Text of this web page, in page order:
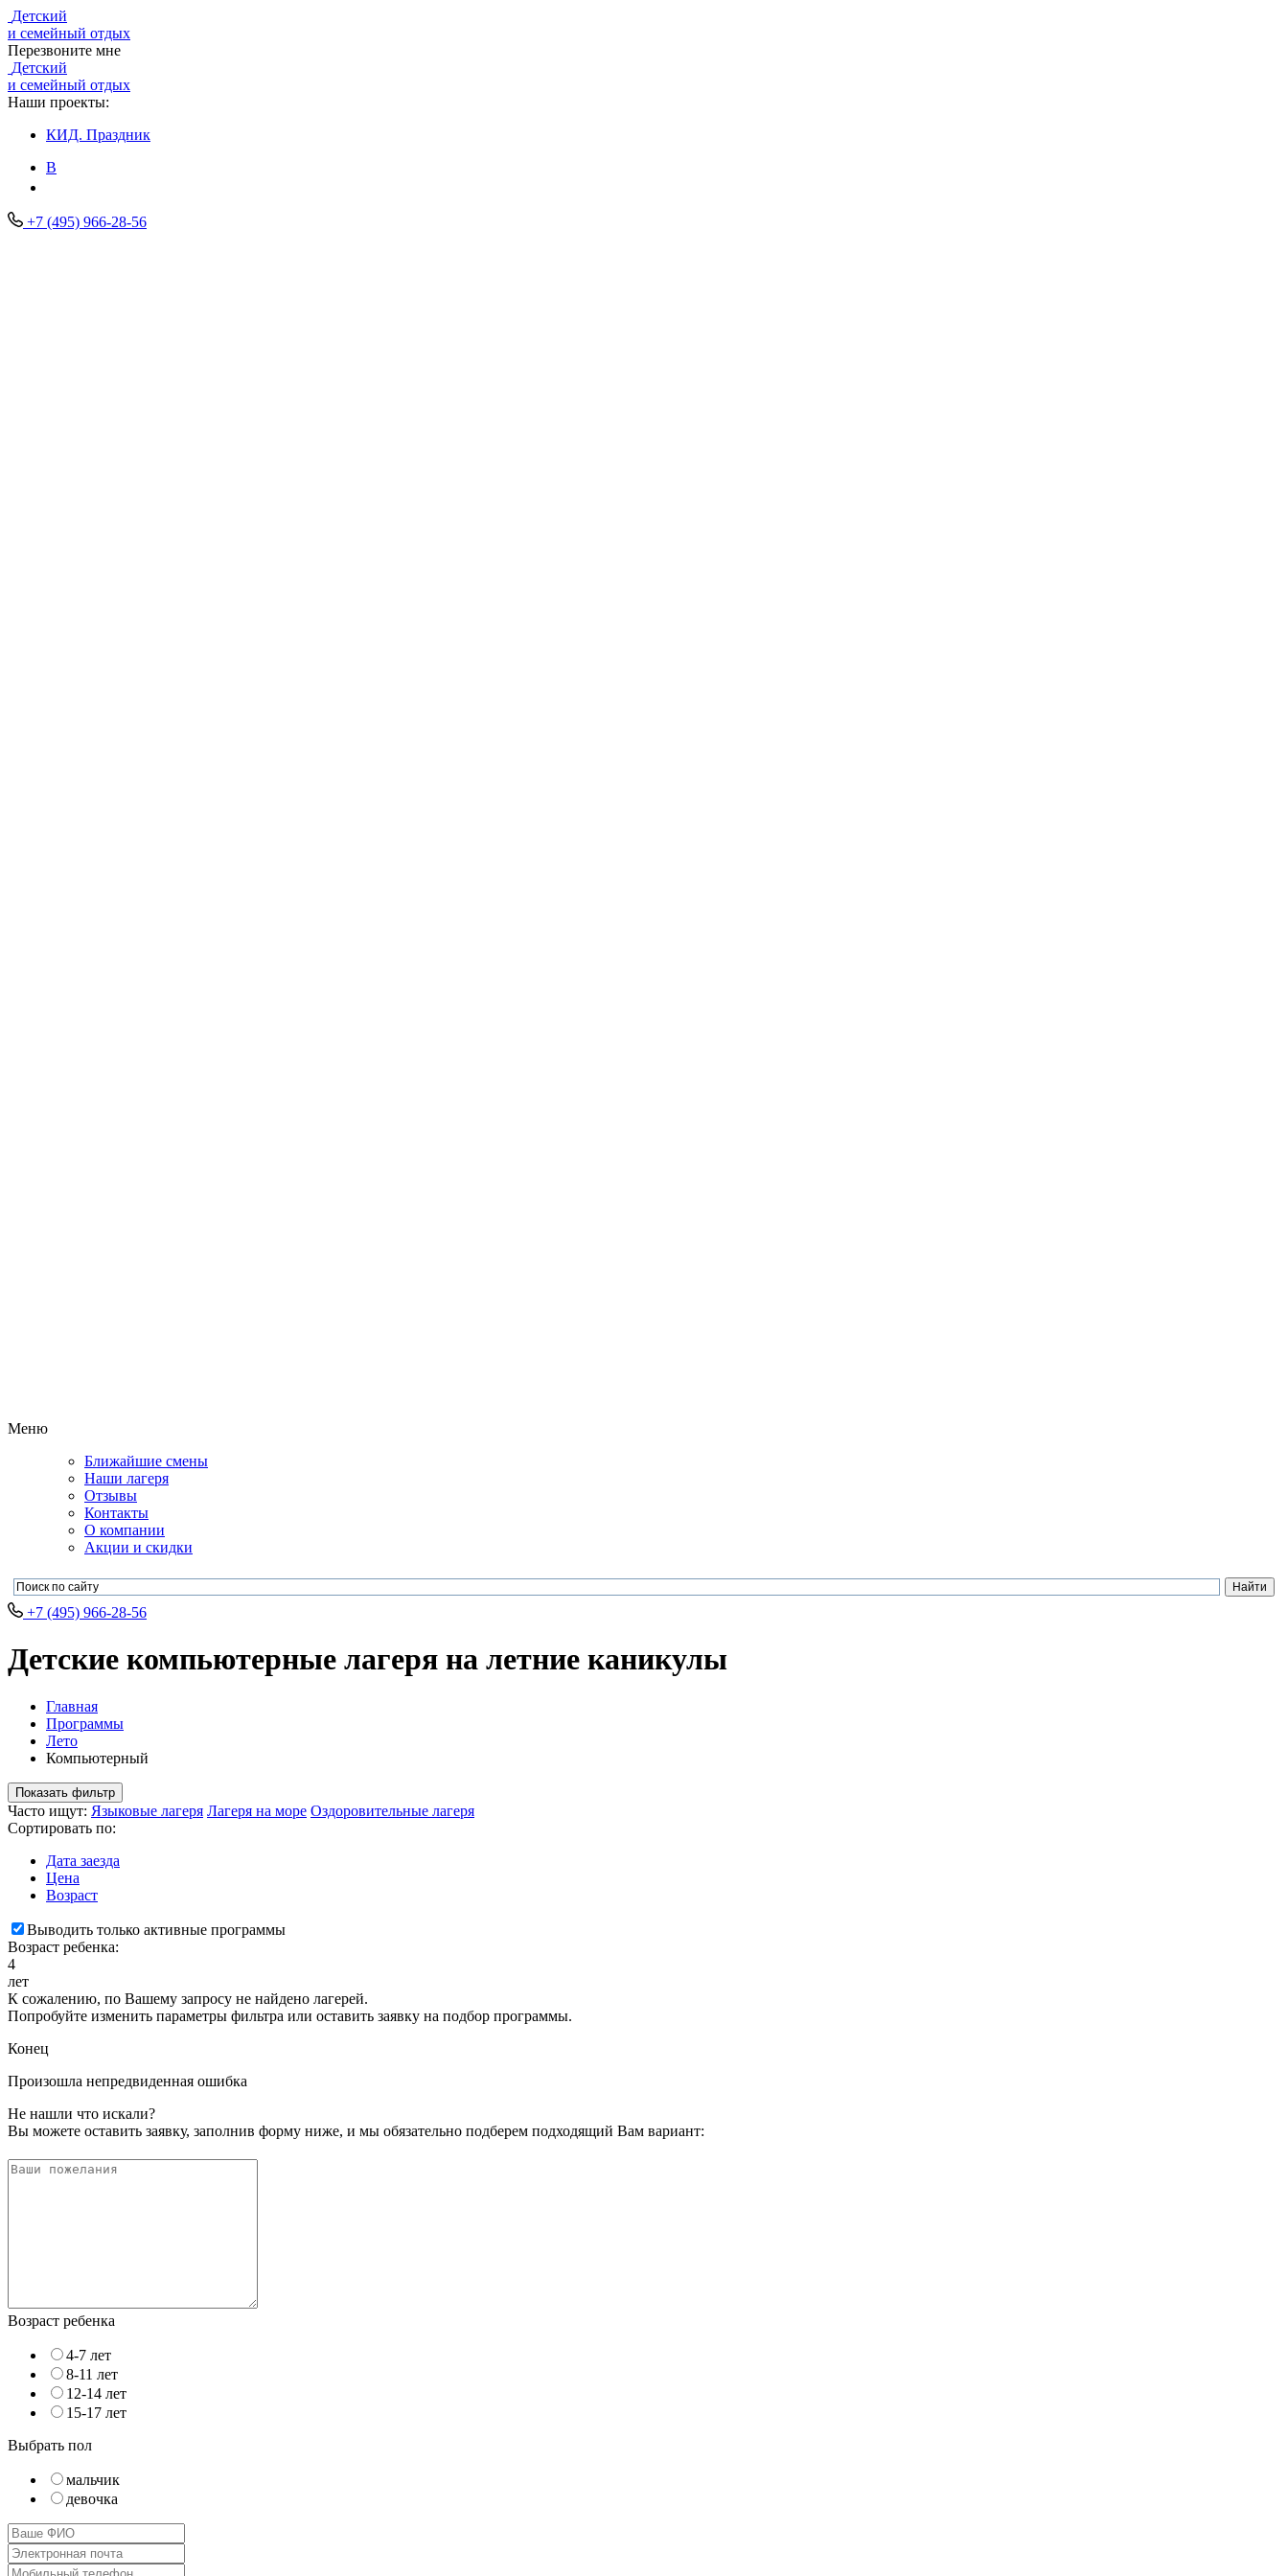
Детский
и семейный отдых
Перезвоните мне
Детский
и семейный отдых
Наши проекты:
КИД. Праздник
В
+7 (495) 966-28-56
Меню
Ближайшие смены
Наши лагеря
Отзывы
Контакты
О компании
Акции и скидки
+7 (495) 966-28-56
Детские компьютерные лагеря на летние каникулы
Главная
Программы
Лето
Компьютерный
Показать фильтр
Часто ищут: Языковые лагеря Лагеря на море Оздоровительные лагеря
Сортировать по:
Дата заезда
Цена
Возраст
Выводить только активные программы
Возраст ребенка:
4
лет
К сожалению, по Вашему запросу не найдено лагерей.
Попробуйте изменить параметры фильтра или оставить заявку на подбор программы.
Конец
Произошла непредвиденная ошибка
Не нашли что искали?
Вы можете оставить заявку, заполнив форму ниже, и мы обязательно подберем подходящий Вам вариант:
Возраст ребенка
4-7 лет
8-11 лет
12-14 лет
15-17 лет
Выбрать пол
мальчик
девочка